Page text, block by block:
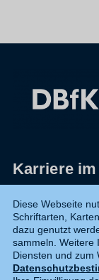
Karriere im
Shop
Widerruf
Diese Webseite
Schriftarten,
dazu genutzt
sammeln. Weitere
Diensten und zum